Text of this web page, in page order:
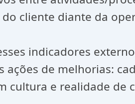
cliente diante da
indicadores
ações de melhorias:
cultura e realidade de